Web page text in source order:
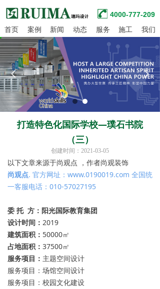
首页 案例 新闻 动态 服务 施工 我们
4000-777-209
打造特色化国际学校—璞石书院
（三）
넳 넲
以下文章来源于尚观点 ，作者尚观装饰
尚观点. 官方网址：www.0190019.com 全国统
一客服电话：010-57027195
委 托 方：阳光国际教育集团
设计时间： 2019
建筑面积： 50000㎡
占地面积： 37500㎡
服务项目： 主题空间设计
服务项目：场馆空间设计
服务项目：校园文化建设
创建时间： 2021-03-05